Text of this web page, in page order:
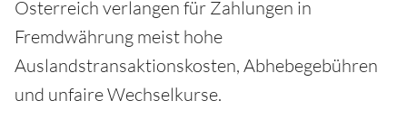
Österreich verlangen für Zahlungen in
Fremdwährung meist hohe
Auslandstransaktionskosten, Abhebegebühren
und unfaire Wechselkurse.